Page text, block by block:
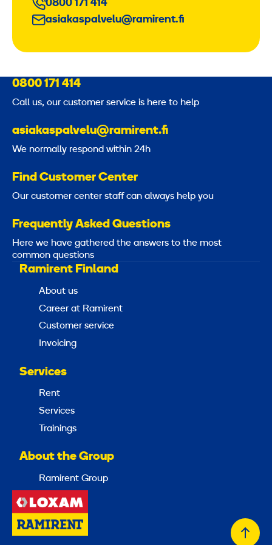
0800 171 414
asiakaspalvelu@ramirent.fi
0800 171 414
Call us, our customer service is here to help
asiakaspalvelu@ramirent.fi
We normally respond within 24h
Find Customer Center
Our customer center staff can always help you
Frequently Asked Questions
Here we have gathered the answers to the most
common questions
Ramirent Finland
About us
Career at Ramirent
Customer service
Invoicing
Services
Rent
Services
Trainings
About the Group
Ramirent Group
Back